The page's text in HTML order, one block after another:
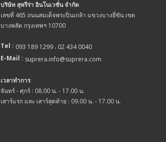
บริษัท สุพรีร่า อินโนเวชั่น จำกัด
เลขที่ 465 ถนนสมเด็จพระปิ่นเกล้า แขวงบางยี่ขัน เขต
บางพลัด กรุงเทพฯ 10700
Tel : 093 189 1299, 02 434 0040
E-Mail : suprera.info@suprera.com
เวลาทำการ
จันทร์ - ศุกร์ : 08.00 น. - 17.00 น.
เสาร์แรก และ เสาร์สุดท้าย : 09.00 น. - 17.00 น.